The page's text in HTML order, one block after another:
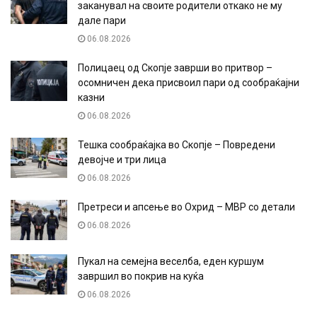
заканувал на своите родители откако не му
дале пари
06.08.2026
Полицаец од Скопје заврши во притвор –
осомничен дека присвоил пари од сообраќајни
казни
06.08.2026
Тешка сообраќајка во Скопје – Повредени
девојче и три лица
06.08.2026
Претреси и апсење во Охрид – МВР со детали
06.08.2026
Пукал на семејна веселба, еден куршум
завршил во покрив на куќа
06.08.2026